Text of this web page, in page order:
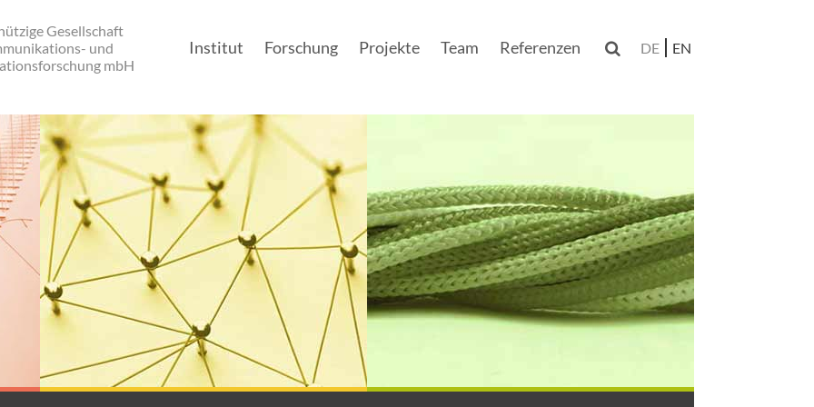
Gesellschaft
und
mbH
Institut Forschung Projekte Team Referenzen  DE EN